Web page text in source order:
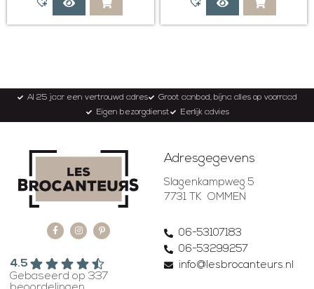
Al 25 jaar een vertrouwd adres
Groot aanbod, bijna alles op voorraad
Eigen bezorgdienst
Eerlijk advies
4.5
Gebaseerd op 337
Adresgegevens
Slagenkampweg 5
7731 TK OMMEN
06-53107183
06-53299257
info@lesbrocanteurs.nl